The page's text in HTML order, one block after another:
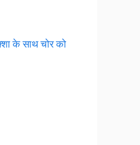
के साथ चोर को